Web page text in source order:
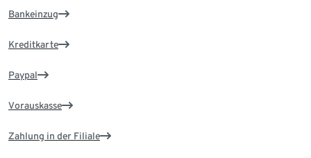
Bankeinzug
Kreditkarte
Paypal
Vorauskasse
Zahlung in der Filiale